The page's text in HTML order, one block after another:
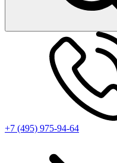
+7 (495) 975-94-64